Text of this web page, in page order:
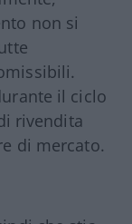
non si
il ciclo
rivendita
di mercato.